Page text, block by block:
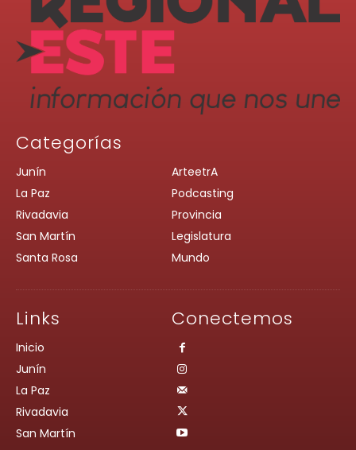
Categorías
Junín
La Paz
Rivadavia
San Martín
Santa Rosa
ArteetrA
Podcasting
Provincia
Legislatura
Mundo
Links
Inicio
Junín
La Paz
Rivadavia
San Martín
Conectemos